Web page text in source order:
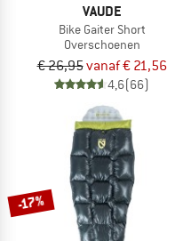
VAUDE
Bike Gaiter Short
Overschoenen
€ 26,95vanaf € 21,56
4,6(66)
-17%